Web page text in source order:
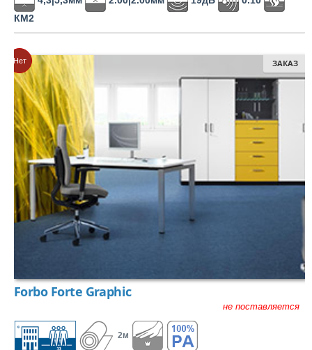
RusCarpetTiles
Tarkett
Tecsom
Зартекс
Кронапласт
Синтерос
АЛБЕС
КМ0
КМ1 и лучше
КМ2
Нет ЗАКАЗ
Forbo Forte Graphic
не поставляется
2м